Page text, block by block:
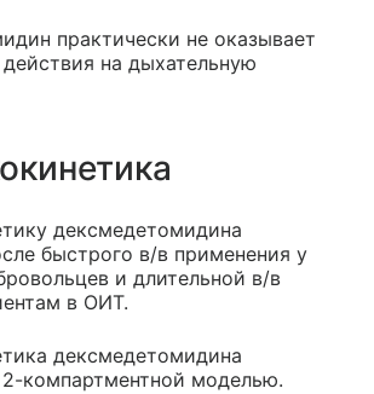
практически не оказывает
на дыхательную
дексмедетомидина
быстрого в/в применения у
и длительной в/в
в ОИТ.
дексмедетомидина
компартментной моделью.